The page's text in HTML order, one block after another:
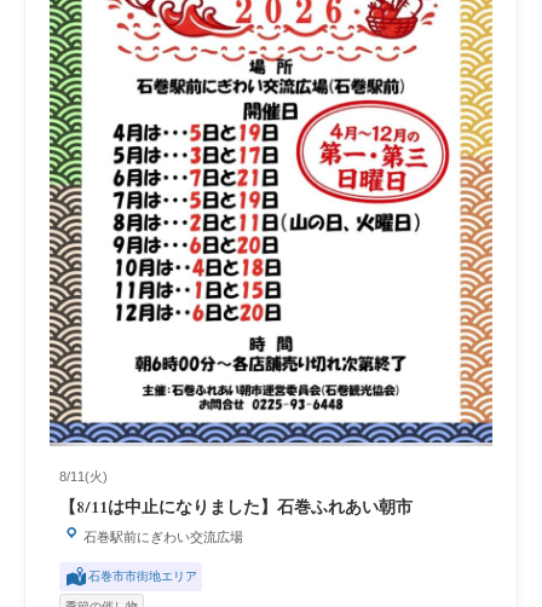
8/11(火)
【8/11は中止になりました】石巻ふれあい朝市
石巻駅前にぎわい交流広場
石巻市市街地エリア